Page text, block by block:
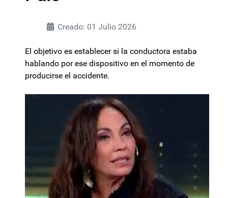
Creado: 01 Julio 2026
El objetivo es establecer si la conductora estaba
hablando por ese dispositivo en el momento de
producirse el accidente.